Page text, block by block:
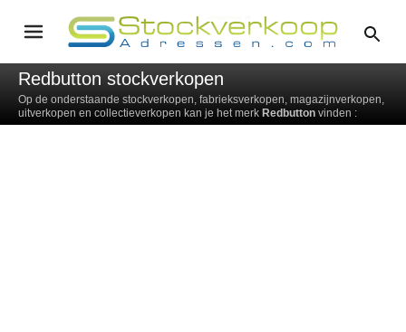
Redbutton stockverkopen
Op de onderstaande stockverkopen, fabrieksverkopen, magazijnverkopen,
uitverkopen en collectieverkopen kan je het merk Redbutton vinden :